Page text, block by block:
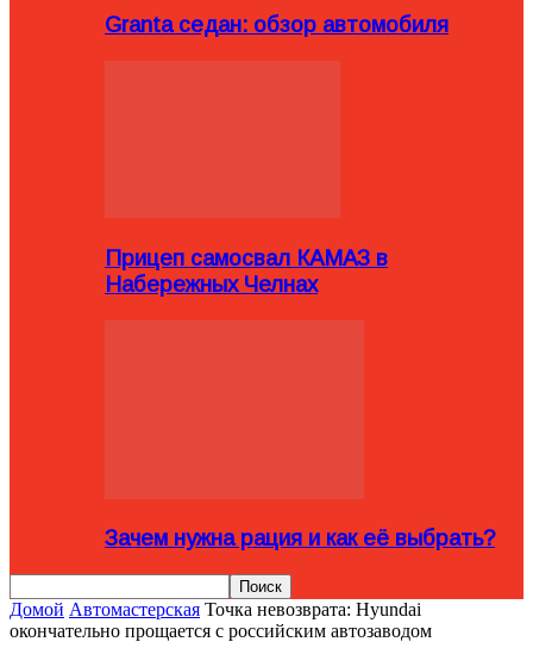
Granta седан: обзор автомобиля
Прицеп самосвал КАМАЗ в
Набережных Челнах
Зачем нужна рация и как её выбрать?
Домой Автомастерская Точка невозврата: Hyundai
окончательно прощается с российским автозаводом